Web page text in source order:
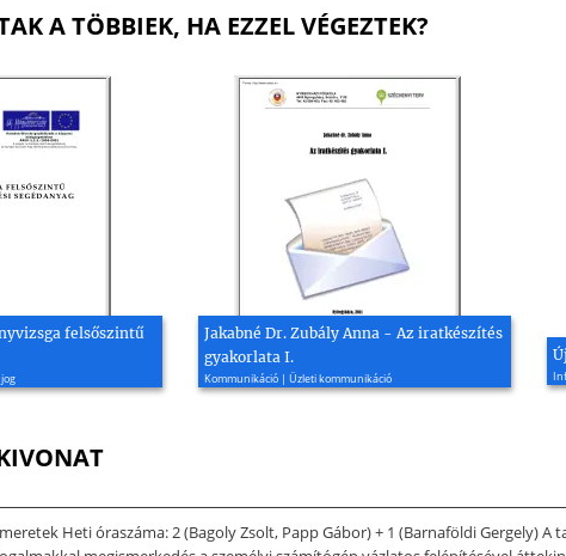
A TÖBBIEK, HA EZZEL VÉGEZTEK?
felsőszintű
Jakabné Dr. Zubály Anna - Az iratkészítés
gyakorlata I.
Kommunikáció | Üzleti kommunikáció
Heti óraszáma: 2 (Bagoly Zsolt, Papp Gábor) + 1 (Barnaföldi Gergely)